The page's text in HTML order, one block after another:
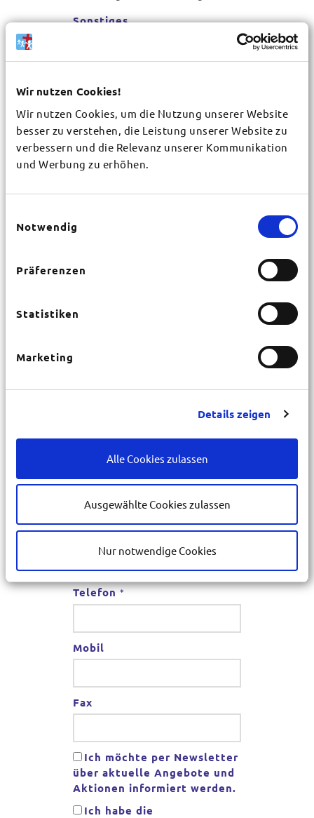
Wir nutzen Cookies!
Wir nutzen Cookies, um die Nutzung unserer Website
besser zu verstehen, die Leistung unserer Website zu
verbessern und die Relevanz unserer Kommunikation
und Werbung zu erhöhen.
Notwendig
Präferenzen
Statistiken
Marketing
Details zeigen
Alle Cookies zulassen
Ausgewählte Cookies zulassen
Nur notwendige Cookies
Sonstiges
Gemeinde / Organisation*
Straße
Ort*
Telefon*
Mobil
Fax
Ich möchte per Newsletter
über aktuelle Angebote und
Aktionen informiert werden.
Ich habe die